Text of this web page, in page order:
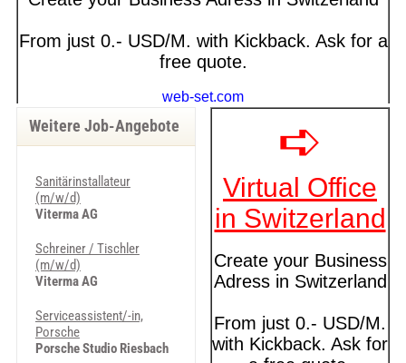
Weitere Job-Angebote
Sanitärinstallateur
(m/w/d)
Viterma AG
Schreiner / Tischler
(m/w/d)
Viterma AG
Serviceassistent/-in,
Porsche
Porsche Studio Riesbach